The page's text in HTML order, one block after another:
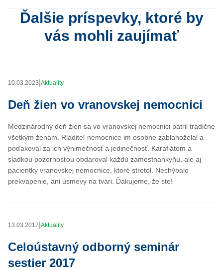
Ďalšie príspevky, ktoré by
vás mohli zaujímať
10.03.2023 Aktuality
Deň žien vo vranovskej nemocnici
Medzinárodný deň žien sa vo vranovskej nemocnici patril tradične
všetkým ženám. Riaditeľ nemocnice im osobne zablahoželal a
poďakoval za ich výnimočnosť a jedinečnosť. Karafiátom a
sladkou pozornosťou obdaroval každú zamestnankyňu, ale aj
pacientky vranovskej nemocnice, ktoré stretol. Nechýbalo
prekvapenie, ani úsmevy na tvári. Ďakujeme, že ste!
13.03.2017 Aktuality
Celoústavný odborný seminár
sestier 2017